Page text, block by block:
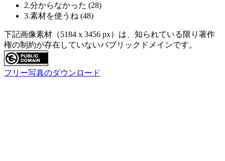
2.分からなかった (28)
3.素材を使うね (48)
下記画像素材（5184 x 3456 px）は、知られている限り著作
権の制約が存在していないパブリックドメインです。
フリー写真のダウンロード